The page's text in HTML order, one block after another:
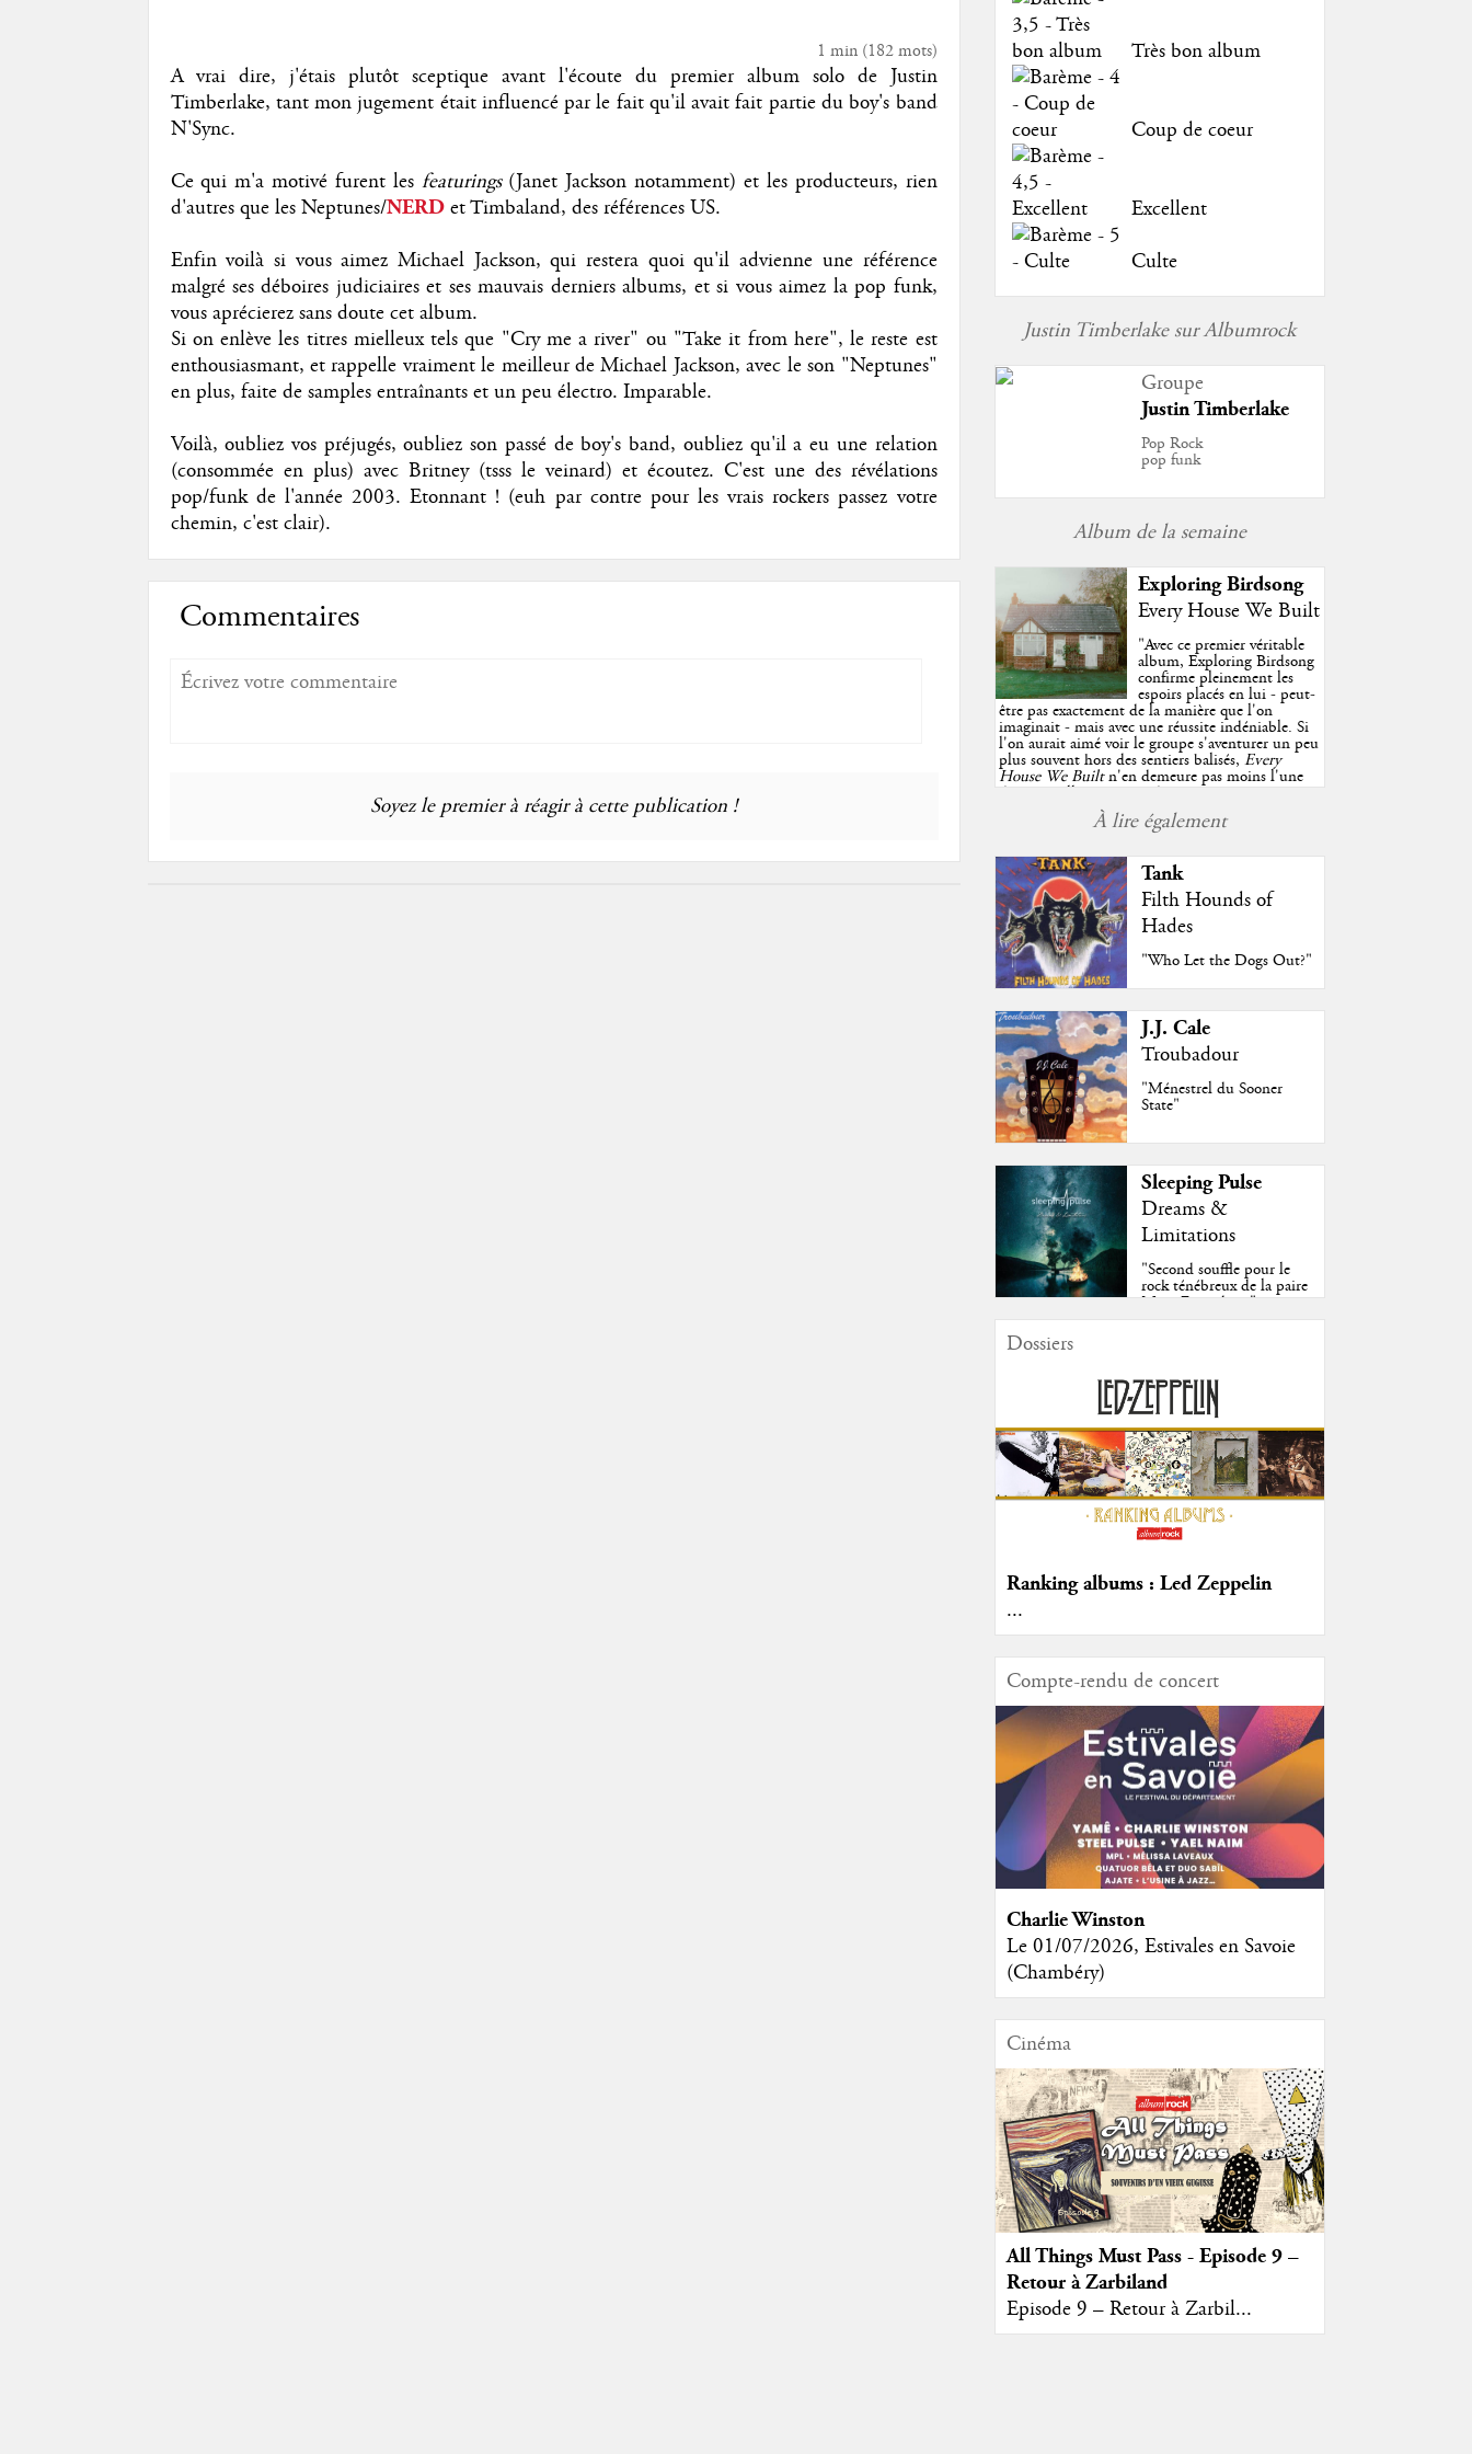
1 min(182mots)
A vrai dire, j'étais plutôt sceptique avant l'écoute du premier album solo de Justin
Timberlake, tant mon jugement était influencé par le fait qu'il avait fait partie du boy's band
N'Sync.
Ce qui m'a motivé furent les featurings(Janet Jackson notamment) et les producteurs, rien
d'autres que les Neptunes/NERDet Timbaland, des références US.
Enfin voilà si vous aimez Michael Jackson, qui restera quoi qu'il advienne une référence
malgré ses déboires judiciaires et ses mauvais derniers albums, et si vous aimez la pop funk,
vous aprécierez sans doute cet album.
Si on enlève les titres mielleux tels que "Cry me a river" ou "Take it from here", le reste est
enthousiasmant, et rappelle vraiment le meilleur de Michael Jackson, avec le son "Neptunes"
en plus, faite de samples entraînants et un peu électro. Imparable.
Voilà, oubliez vos préjugés, oubliez son passé de boy's band, oubliez qu'il a eu une relation
(consommée en plus) avec Britney (tsss le veinard) et écoutez. C'est une des révélations
pop/funk de l'année 2003. Etonnant ! (euh par contre pour les vrais rockers passez votre
chemin, c'est clair).
Commentaires
Soyez le premier à réagir à cette publication !
Très bon album
Coup de coeur
Excellent
Culte
Justin Timberlake sur Albumrock
Groupe
Justin Timberlake
Pop Rock
pop funk
Album de la semaine
Exploring Birdsong
Every House We Built
"Avec ce premier véritable
album, Exploring Birdsong
confirme pleinement les
espoirs placés en lui - peut-
être pas exactement de la manière que l'on
imaginait - mais avec une réussite indéniable. Si
l'on aurait aimé voir le groupe s'aventurer un peu
plus souvent hors des sentiers balisés,Every
House We Builtn'en demeure pas moins l'une
des très belles surprises de cette année, porté par
plusieurs morceaux qui trouveront sans difficulté
une place de choix dans vos playlists estivales.
À lire également
Tank
Filth Hounds of
Hades
"Who Let the Dogs Out?"
J.J. Cale
Troubadour
"Ménestrel du Sooner
State"
Sleeping Pulse
Dreams &
Limitations
"Second souffle pour le
rock ténébreux de la paire
Moss-Fazendeiro"
Dossiers
Ranking albums : Led Zeppelin
...
Compte-rendu de concert
Charlie Winston
Le 01/07/2026, Estivales en Savoie
(Chambéry)
Cinéma
All Things Must Pass - Episode 9 –
Retour à Zarbiland
Episode 9 – Retour à Zarbil...